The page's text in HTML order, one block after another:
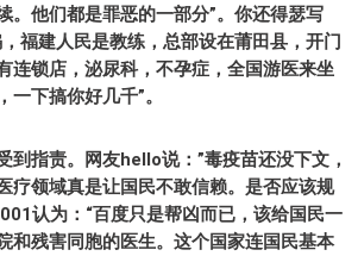
。他们都是罪恶的一部分”。你还得瑟写
福建人民是教练，总部设在莆田县，开门
连锁店，泌尿科，不孕症，全国游医来坐
下搞你好几千”。
到指责。网友hello说：”毒疫苗还没下文，
疗领域真是让国民不敢信赖。是否应该规
认为：“百度只是帮凶而已，该给国民一
和残害同胞的医生。这个国家连国民基本